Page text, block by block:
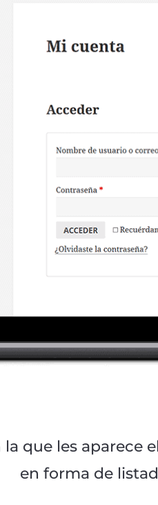
que les aparece
en forma de